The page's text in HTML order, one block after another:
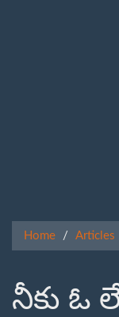
Home Articles
నీకు ఓ